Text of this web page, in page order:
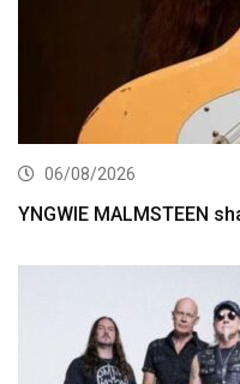
06/08/2026
YNGWIE MALMSTEEN